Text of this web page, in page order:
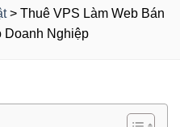
> Thuê VPS Làm Web Bán
Doanh Nghiệp